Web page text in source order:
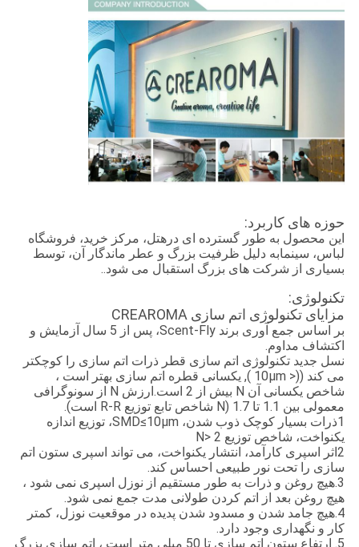
حوزه های کاربرد:
این محصول به طور گسترده ای در هتل، مرکز خرید، فروشگاه
لباس، سینمابه دلیل ظرفیت بزرگ و عطر ماندگار آن، توسط
بسیاری از شرکت های بزرگ استقبال می شود..
تکنولوژی:
مزایای تکنولوژی اتم سازی CREAROMA
بر اساس جمع آوری برند Scent-Fly، پس از 5 سال آزمایش و
اکتشاف مداوم.
نسل جدید تکنولوژی اتم سازی قطر ذرات اتم سازی را کوچکتر
می کند ((< 10μm ), یکسانی قطره اتم سازی بهتر است ،
شاخص یکسانی آن N بیش از 2 است.ارزش N از سونوگرافی
معمولی بین 1.1 تا 1.7 (N شاخص تابع توزیع R-R است).
1ذرات بسیار کوچک ذوب شدن، SMD≤10μm، توزیع اندازه
یکنواخت، شاخص توزیع N> 2
2اثر اسپری کارآمد، انتشار یکنواخت، می تواند اسپری ستون اتم
سازی را تحت نور طبیعی احساس کند.
3.هیچ روغن و ذرات به طور مستقیم از نوزل اسپری نمی شود ،
هیچ روغن بعد از اتم کردن طولانی مدت جمع نمی شود.
4.هیچ جامد شدن و مسدود شدن پدیده در موقعیت نوزل، کمتر
کار و نگهداری وجود دارد.
5. ارتفاع ستون اتم سازی تا 50 میلی متر است ، اتم سازی بزرگ